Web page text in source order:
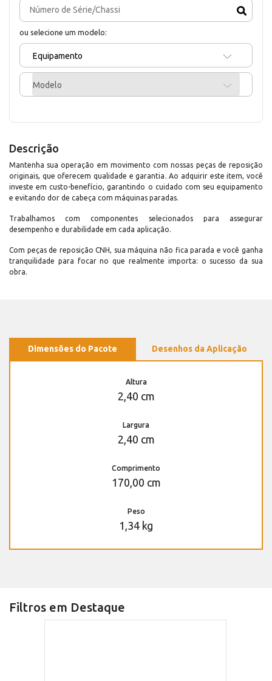
ou selecione um modelo:
Equipamento
Modelo
Descrição
Mantenha sua operação em movimento com nossas peças de reposição
originais, que oferecem qualidade e garantia. Ao adquirir este item, você
investe em custo-benefício, garantindo o cuidado com seu equipamento
e evitando dor de cabeça com máquinas paradas.
Trabalhamos com componentes selecionados para assegurar
desempenho e durabilidade em cada aplicação.
Com peças de reposição CNH, sua máquina não fica parada e você ganha
tranquilidade para focar no que realmente importa: o sucesso da sua
obra.
Dimensões do Pacote Desenhos da Aplicação
Altura
2,40 cm
Largura
2,40 cm
Comprimento
170,00 cm
Peso
1,34 kg
Filtros em Destaque